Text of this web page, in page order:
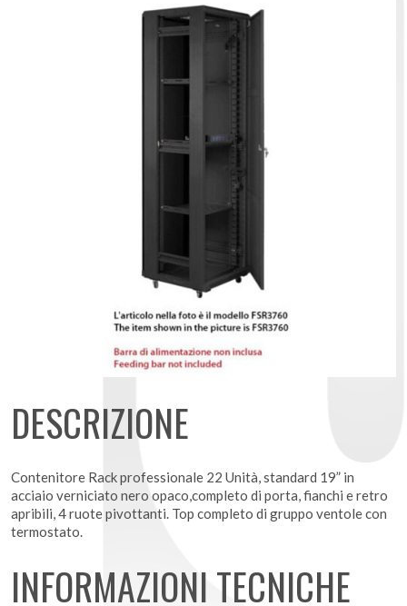
DESCRIZIONE
Contenitore Rack professionale 22 Unità, standard 19” in
acciaio verniciato nero opaco,completo di porta, fianchi e retro
apribili, 4 ruote pivottanti. Top completo di gruppo ventole con
termostato.
INFORMAZIONI TECNICHE